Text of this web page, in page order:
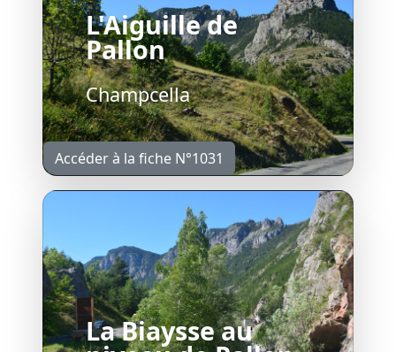
L'Aiguille de
Pallon
Champcella
Accéder à la fiche N°1031
La Biaysse au